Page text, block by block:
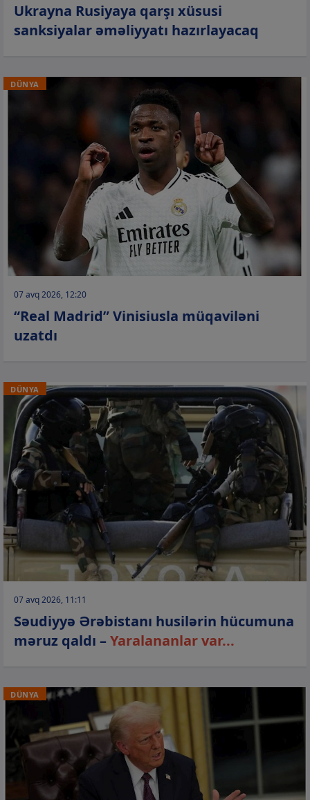
Ukrayna Rusiyaya qarşı xüsusi
sanksiyalar əməliyyatı hazırlayacaq
DÜNYA
07 avq 2026, 12:20
“Real Madrid” Vinisiusla müqaviləni
uzatdı
DÜNYA
07 avq 2026, 11:11
Səudiyyə Ərəbistanı husilərin hücumuna
məruz qaldı –Yaralananlar var...
DÜNYA